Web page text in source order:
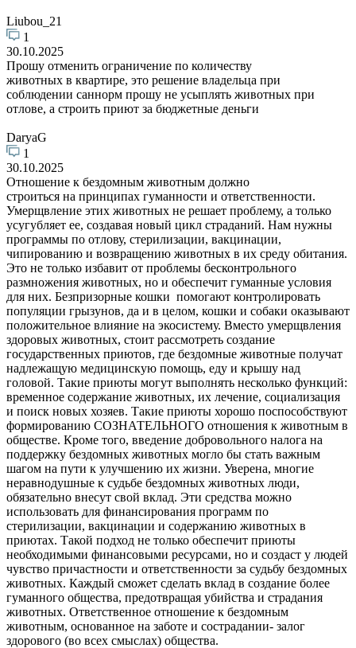
Liubou_21
1
30.10.2025
Прошу отменить ограничение по количеству
животных в квартире, это решение владельца при
соблюдении саннорм прошу не усыплять животных при
отлове, а строить приют за бюджетные деньги
DaryaG
1
30.10.2025
Отношение к бездомным животным должно
строиться на принципах гуманности и ответственности.
Умерщвление этих животных не решает проблему, а только
усугубляет ее, создавая новый цикл страданий. Нам нужны
программы по отлову, стерилизации, вакцинации,
чипированию и возвращению животных в их среду обитания.
Это не только избавит от проблемы бесконтрольного
размножения животных, но и обеспечит гуманные условия
для них. Безпризорные кошки помогают контролировать
популяции грызунов, да и в целом, кошки и собаки оказывают
положительное влияние на экосистему. Вместо умерщвления
здоровых животных, стоит рассмотреть создание
государственных приютов, где бездомные животные получат
надлежащую медицинскую помощь, еду и крышу над
головой. Такие приюты могут выполнять несколько функций:
временное содержание животных, их лечение, социализация
и поиск новых хозяев. Такие приюты хорошо поспособствуют
формированию СОЗНАТЕЛЬНОГО отношения к животным в
обществе. Кроме того, введение добровольного налога на
поддержку бездомных животных могло бы стать важным
шагом на пути к улучшению их жизни. Уверена, многие
неравнодушные к судьбе бездомных животных люди,
обязательно внесут свой вклад. Эти средства можно
использовать для финансирования программ по
стерилизации, вакцинации и содержанию животных в
приютах. Такой подход не только обеспечит приюты
необходимыми финансовыми ресурсами, но и создаст у людей
чувство причастности и ответственности за судьбу бездомных
животных. Каждый сможет сделать вклад в создание более
гуманного общества, предотвращая убийства и страдания
животных. Ответственное отношение к бездомным
животным, основанное на заботе и сострадании- залог
здорового (во всех смыслах) общества.